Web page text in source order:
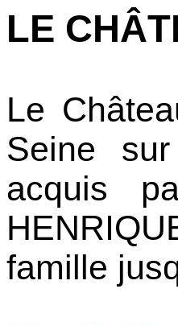
LE
Le
Seine
acquis
famille